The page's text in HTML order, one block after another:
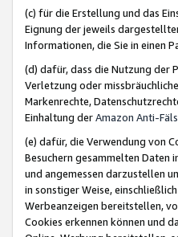
(c) für die Erstellung und das
Eignung der jeweils
Informationen, die Sie in einen
(d) dafür, dass die Nutzung der
Verletzung oder
Markenrechte,
Einhaltung derAmazon Anti-
(e) dafür, die Verwendung von
Besuchern gesammelten Daten
und angemessen darzustellen
in sonstiger Weise,
Werbeanzeigen bereitstellen,
Cookies erkennen können und